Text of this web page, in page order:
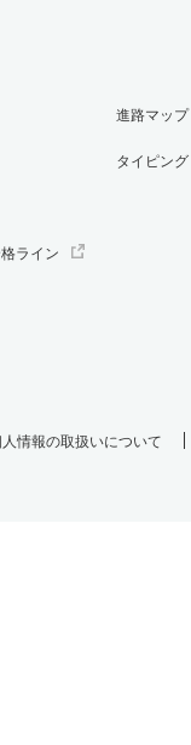
ライン
進路マッ
タイピング
情報の取扱いについて